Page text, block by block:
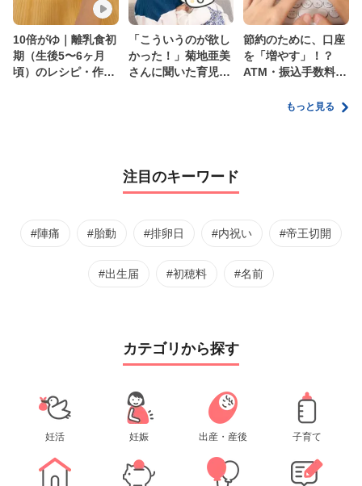
10倍がゆ｜離乳食初
期（生後5〜6ヶ月
頃）のレシピ・作り
「こういうのが欲し
かった！」菊地亜美
さんに聞いた育児
節約のために、口座
を「増やす」！？
ATM・振込手数料の
家計管理術もっと見る
注目のキーワード
#陣痛 #胎動 #排卵日 #内祝い #帝王切開
#出生届 #初穂料 #名前
カテゴリから探す
妊活 妊娠 出産・産後 子育て